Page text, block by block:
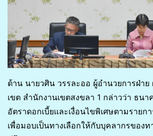
ด้าน นายวศิน วรรละออ ผู้อำนวยการฝ่า
เขต สำนักงานเขตสงขลา 1 กล่าวว่า ธนา
อัตราดอกเบี้ยและเงื่อนไขพิเศษตามรายก
เพื่อมอบเป็นทางเลือกให้กับบุคลากรของ